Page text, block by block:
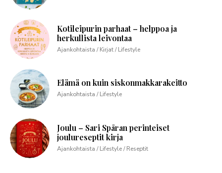
Kotileipurin parhaat – helppoa ja
herkullista leivontaa
Ajankohtaista / Kirjat / Lifestyle
Elämä on kuin siskonmakkarakeitto
Ajankohtaista / Lifestyle
Joulu – Sari Spåran perinteiset
joulureseptit kirja
Ajankohtaista / Lifestyle / Reseptit